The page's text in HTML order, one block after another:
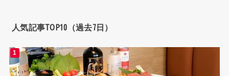
人気記事TOP10（過去7日）